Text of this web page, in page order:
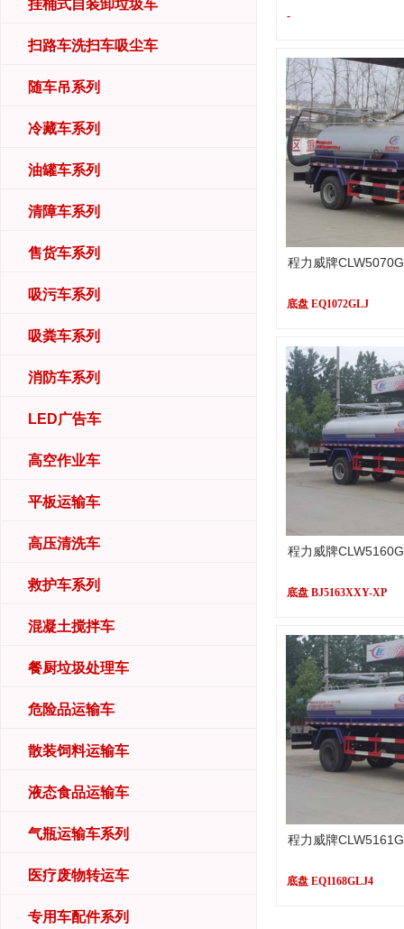
挂桶式自装卸垃圾车
扫路车洗扫车吸尘车
随车吊系列
冷藏车系列
油罐车系列
清障车系列
售货车系列
吸污车系列
吸粪车系列
消防车系列
LED广告车
高空作业车
平板运输车
高压清洗车
救护车系列
混凝土搅拌车
餐厨垃圾处理车
危险品运输车
散装饲料运输车
液态食品运输车
气瓶运输车系列
医疗废物转运车
专用车配件系列
-
程力威牌
底盘 EQ1072GLJ
程力威牌
底盘 BJ5163XXY-XP
程力威牌
底盘 EQ1168GLJ4